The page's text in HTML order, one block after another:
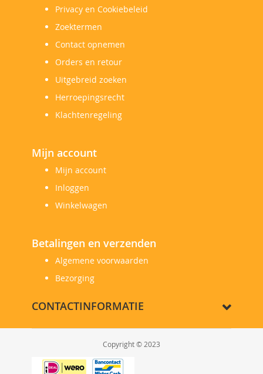
Privacy en Cookiebeleid
Zoektermen
Contact opnemen
Orders en retour
Uitgebreid zoeken
Herroepingsrecht
Klachtenregeling
Mijn account
Mijn account
Inloggen
Winkelwagen
Betalingen en verzenden
Algemene voorwaarden
Bezorging
CONTACTINFORMATIE
Copyright © 2023